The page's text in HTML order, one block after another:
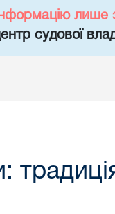
лише
судової